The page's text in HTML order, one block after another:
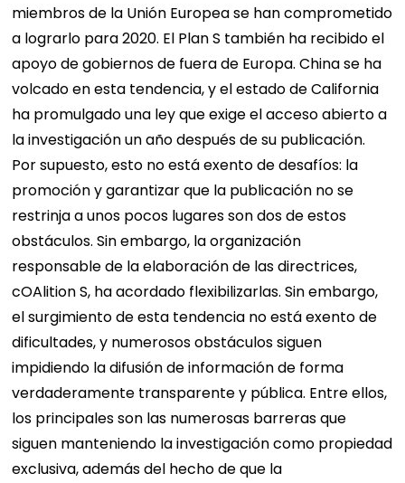
miembros de la Unión Europea se han comprometido
a lograrlo para 2020. El Plan S también ha recibido el
apoyo de gobiernos de fuera de Europa. China se ha
volcado en esta tendencia, y el estado de California
ha promulgado una ley que exige el acceso abierto a
la investigación un año después de su publicación.
Por supuesto, esto no está exento de desafíos: la
promoción y garantizar que la publicación no se
restrinja a unos pocos lugares son dos de estos
obstáculos. Sin embargo, la organización
responsable de la elaboración de las directrices,
cOAlition S, ha acordado flexibilizarlas. Sin embargo,
el surgimiento de esta tendencia no está exento de
dificultades, y numerosos obstáculos siguen
impidiendo la difusión de información de forma
verdaderamente transparente y pública. Entre ellos,
los principales son las numerosas barreras que
siguen manteniendo la investigación como propiedad
exclusiva, además del hecho de que la